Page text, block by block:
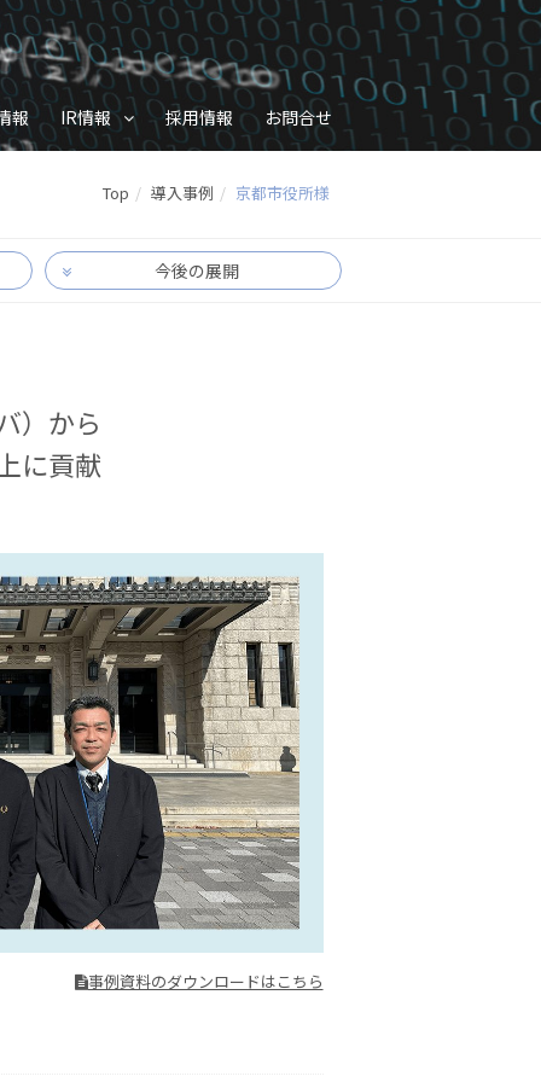
報 IR情報 採用情報 お問合せ
Top 導入事例 京都市役所様
今後の展開
）から
に貢献
事例資料のダウンロードはこちら